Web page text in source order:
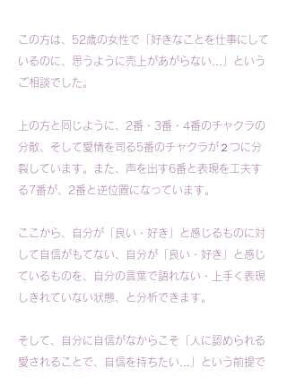
この方は、52歳の女性で「好きなことを仕事にして
いるのに、思うように売上があがらない…」という
ご相談でした。
上の方と同じように、2番・3番・4番のチャクラの
分散、そして愛情を司る5番のチャクラが２つに分
裂しています。また、声を出す6番と表現を工夫す
る7番が、2番と逆位置になっています。
ここから、自分が「良い・好き」と感じるものに対
して自信がもてない、自分が「良い・好き」と感じ
ているものを、自分の言葉で語れない・上手く表現
しきれていない状態、と分析できます。
そして、自分に自信がなからこそ「人に認められる
愛されることで、自信を持ちたい…」という前提で